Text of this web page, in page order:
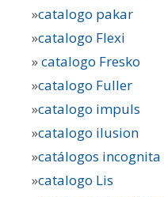
»catalogo pakar
»catalogo Flexi
»catalogo Fresko
»catalogo Fuller
»catalogo impuls
»catalogo ilusion
»catálogos incognita
»catalogo Lis